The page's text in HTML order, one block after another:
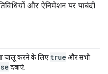
और ऐनिमेशन पर पाबंदी
चालू करने के लिए true और सभी
दबाएं.